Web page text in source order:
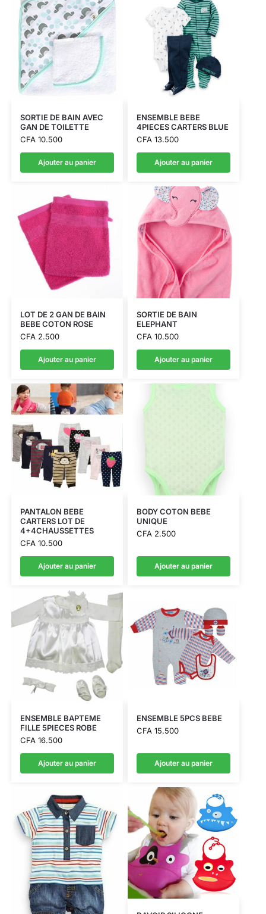
SORTIE DE BAIN AVEC
GAN DE TOILETTE
CFA10.500
Ajouter au panier
ENSEMBLE BEBE
4PIECES CARTERS BLUE
CFA13.500
Ajouter au panier
LOT DE 2 GAN DE BAIN
BEBE COTON ROSE
CFA2.500
Ajouter au panier
SORTIE DE BAIN
ELEPHANT
CFA10.500
Ajouter au panier
PANTALON BEBE
CARTERS LOT DE
4+4CHAUSSETTES
CFA10.500
Ajouter au panier
BODY COTON BEBE
UNIQUE
CFA2.500
Ajouter au panier
ENSEMBLE BAPTEME
FILLE 5PIECES ROBE
CFA16.500
Ajouter au panier
ENSEMBLE 5PCS BEBE
CFA15.500
Ajouter au panier